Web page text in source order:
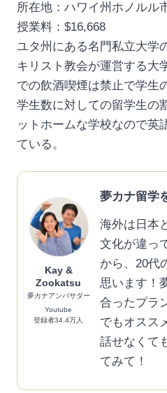
所在地：ハワイ州ホノルル
授業料：$16,668
ユタ州にある名門私立大学
キリスト教会が運営する大
での飲酒喫煙は禁止で学生
学生数に対しての留学生の
ットホームな学校なので英
ている。
Kay &
Zookatsu
夢カナアンバサダー
Youtube
登録者34.4万人
夢カナ留学
海外は日本
文化が違っ
から、20代
思います！
合ったプラ
でもオスス
話せなくて
てみて！